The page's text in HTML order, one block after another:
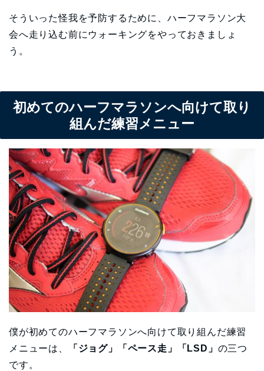
そういった怪我を予防するために、ハーフマラソン大
会へ走り込む前にウォーキングをやっておきましょ
う。
初めてのハーフマラソンへ向けて取り
組んだ練習メニュー
僕が初めてのハーフマラソンへ向けて取り組んだ練習
メニューは、
「ジョグ」「ペース走」「LSD」 の三つ
です。